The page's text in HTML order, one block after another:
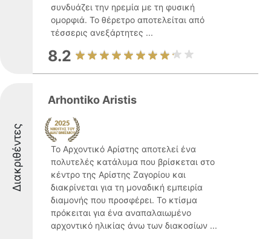
συνδυάζει την ηρεμία με τη φυσική
ομορφιά. Το θέρετρο αποτελείται από
τέσσερις ανεξάρτητες ...
8.2
Διακριθέντες
Arhontiko Aristis
Το Αρχοντικό Αρίστης αποτελεί ένα
πολυτελές κατάλυμα που βρίσκεται στο
κέντρο της Αρίστης Ζαγορίου και
διακρίνεται για τη μοναδική εμπειρία
διαμονής που προσφέρει. Το κτίσμα
πρόκειται για ένα αναπαλαιωμένο
αρχοντικό ηλικίας άνω των διακοσίων ...